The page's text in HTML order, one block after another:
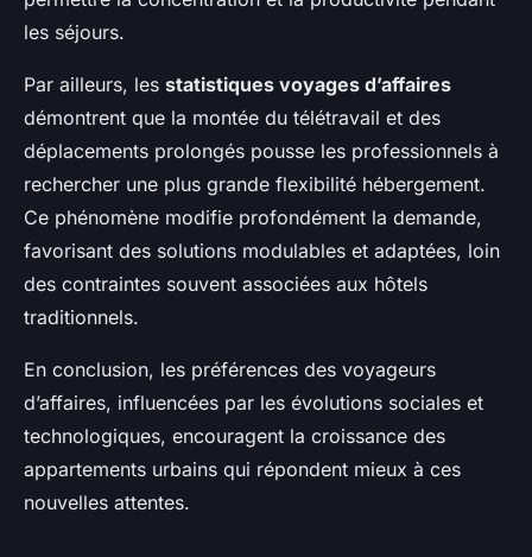
les séjours.
Par ailleurs, les statistiques voyages d’affaires
démontrent que la montée du télétravail et des
déplacements prolongés pousse les professionnels à
rechercher une plus grande flexibilité hébergement.
Ce phénomène modifie profondément la demande,
favorisant des solutions modulables et adaptées, loin
des contraintes souvent associées aux hôtels
traditionnels.
En conclusion, les préférences des voyageurs
d’affaires, influencées par les évolutions sociales et
technologiques, encouragent la croissance des
appartements urbains qui répondent mieux à ces
nouvelles attentes.